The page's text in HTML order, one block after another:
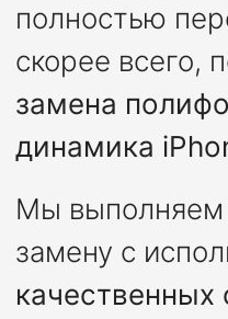
полностью
скорее всего,
замена
динамика
Мы выполняем
замену с
качественных